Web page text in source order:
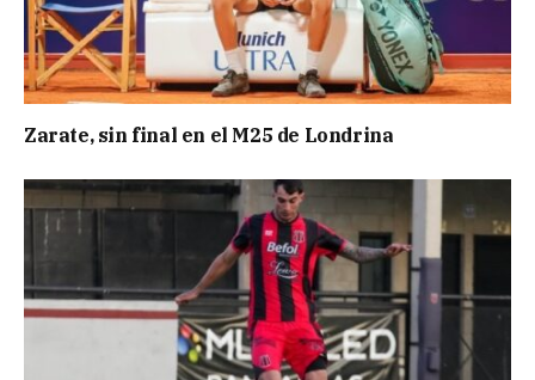
Zarate, sin final en el M25 de Londrina